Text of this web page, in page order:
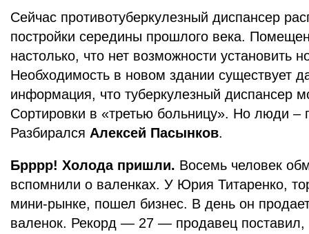
Сейчас противотуберкулезный диспансер
постройки середины прошлого века.
настолько, что нет возможности установить
Необходимость в новом здании существует
информация, что туберкулезный диспансер
Сортировки в «третью больницу». Но люди –
Разбирался Алексей Пасынков.
Брррр! Холода пришли. Восемь человек
вспомнили о валенках. У Юрия Титаренко,
мини-рынке, пошел бизнес. В день он
валенок. Рекорд — 27 — продавец поставил,